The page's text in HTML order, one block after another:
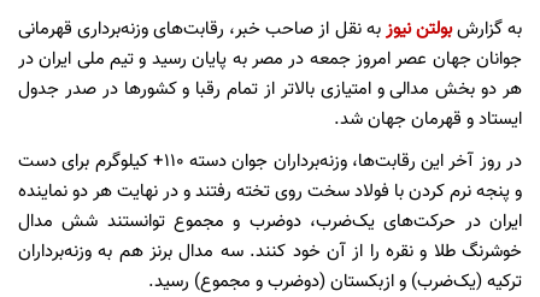
به گزارشبولتن نیوزبه نقل از صاحب خبر، رقابت‌های وزنه‌برداری قهرمانی
جوانان جهان عصر امروز جمعه در مصر به پایان رسید و تیم ملی ایران در
هر دو بخش مدالی و امتیازی بالاتر از تمام رقبا و کشورها در صدر جدول
ایستاد و قهرمان جهان شد.
در روز آخر این رقابت‌ها، وزنه‌برداران جوان دسته ۱۱۰+ کیلوگرم برای دست
و پنجه نرم کردن با فولاد سخت روی تخته رفتند و در نهایت هر دو نماینده
ایران در حرکت‌های یک‌ضرب، دوضرب و مجموع توانستند شش مدال
خوشرنگ طلا و نقره را از آن خود کنند. سه مدال برنز هم به وزنه‌برداران
ترکیه (یک‌ضرب) و ازبکستان (دوضرب و مجموع) رسید.